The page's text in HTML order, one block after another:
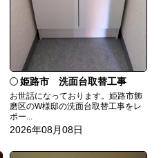
姫路市 洗面台取替工事
お世話になっております。姫路市飾
磨区のW様邸の洗面台取替工事をレ
ポー...
2026年08月08日